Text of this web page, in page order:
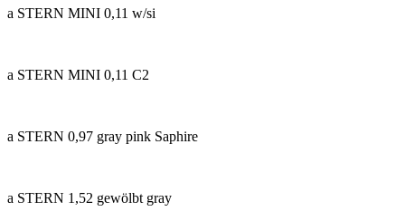
a STERN MINI 0,11 w/si
a STERN MINI 0,11 C2
a STERN 0,97 gray pink Saphire
a STERN 1,52 gewölbt gray